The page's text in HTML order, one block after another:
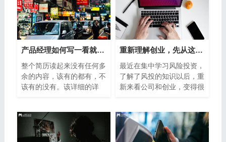
产品经理如何写一看就想约的简历
整个简历读起来没有任何多
余的内容，该有的都有，不
该有的没有。该详细的详
重新理解创业，先从这5个方面开始！
最近在集中学习风险投资，
了解了风投的知识以后，重
新来看公司和创业，变得很